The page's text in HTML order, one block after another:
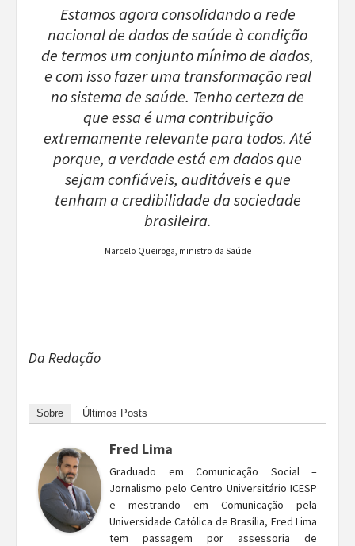
Estamos agora consolidando a rede
nacional de dados de saúde à condição
de termos um conjunto mínimo de dados,
e com isso fazer uma transformação real
no sistema de saúde. Tenho certeza de
que essa é uma contribuição
extremamente relevante para todos. Até
porque, a verdade está em dados que
sejam confiáveis, auditáveis e que
tenham a credibilidade da sociedade
brasileira.
Marcelo Queiroga, ministro da Saúde
Da Redação
Sobre Últimos Posts
Fred Lima
Graduado em Comunicação Social –
Jornalismo pelo Centro Universitário ICESP
e mestrando em Comunicação pela
Universidade Católica de Brasília, Fred Lima
tem passagem por assessoria de